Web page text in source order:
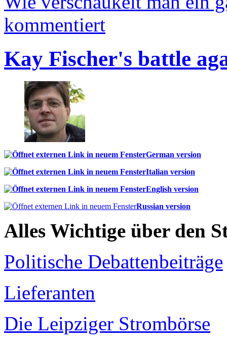
kommentiert
Kay Fischer's battle
German version
Italian version
English version
Russian version
Alles Wichtige über den
Politische Debattenbeiträge
Lieferanten
Die Leipziger Strombörse